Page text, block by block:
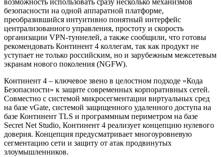
возможность использовать сразу несколько механизмов
безопасности на одной аппаратной платформе,
преобразившийся интуитивно понятный интерфейс
централизованного управления, простоту и скорость
организации VPN-туннелей, а также сообщили, что готовы
рекомендовать Континент 4 коллегам, так как продукт не
уступает не только российским, но и зарубежным межсетевым
экранам нового поколения (NGFW).
Континент 4 – ключевое звено в целостном подходе «Кода
Безопасности» к защите современных корпоративных сетей.
Совместно с системой микросегментации виртуальных сред
на базе vGate, системой защищенного удаленного доступа на
базе Континент TLS и программным периметром на базе
Secret Net Studio, Континент 4 реализует концепцию нулевого
доверия. Концепция предусматривает многоуровневую
сегментацию сети и защиту от атак продвинутых
злоумышленников.